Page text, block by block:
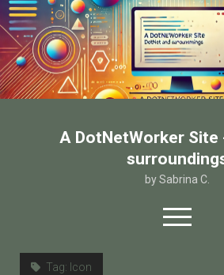
A DotNetWorker Site
by Sabrina C.
open
menu
Tag: Icon